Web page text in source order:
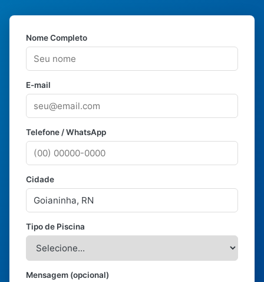
Nome Completo
E-mail
Telefone / WhatsApp
Cidade
Tipo de Piscina
Mensagem (opcional)